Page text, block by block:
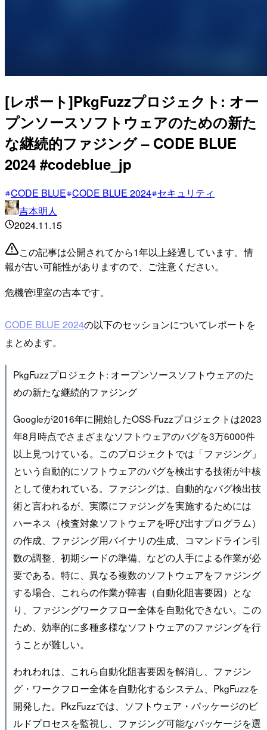
[レポート]PkgFuzzプロジェクト: オー
プンソースソフトウェアのための新た
な継続的ファジング – CODE BLUE
2024 #codeblue_jp
CODE BLUE CODE BLUE 2024 セキュリティ
吉本明人
2024.11.15
この記事は公開されてから1年以上経過しています。情
報が古い可能性がありますので、ご注意ください。
危機管理室の吉本です。
CODE BLUE 2024の以下のセッションについてレポートを
まとめます。
PkgFuzzプロジェクト: オープンソースソフトウェアのた
めの新たな継続的ファジング
Googleが2016年に開始したOSS-Fuzzプロジェクトは2023
年8月時点でさまざまなソフトウェアのバグを3万6000件
以上見つけている。このプロジェクトでは「ファジング」
という自動的にソフトウェアのバグを検出する技術が中核
として使われている。ファジングは、自動的なバグ検出技
術と言われるが、実際にファジングを実施するためには
ハーネス（検査対象ソフトウェアを呼び出すプログラム）
の作成、ファジング用バイナリの生成、コマンドライン引
数の調整、初期シードの準備、などの人手による作業が必
要である。特に、異なる複数のソフトウェアをファジング
する場合、これらの作業が障害（自動化阻害要因）とな
り、ファジングワークフロー全体を自動化できない。この
ため、効率的に多種多様なソフトウェアのファジングを行
うことが難しい。
われわれは、これら自動化阻害要因を解消し、ファジン
グ・ワークフロー全体を自動化するシステム、PkgFuzzを
開発した。PkzFuzzでは、ソフトウェア・パッケージのビ
ルドプロセスを監視し、ファジング可能なパッケージを選